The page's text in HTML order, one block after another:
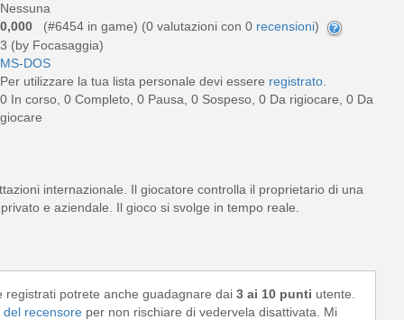
Nessuna
0,000
(#6454 in game) (0 valutazioni con 0 recensioni)
3 (by Focasaggia)
MS-DOS
Per utilizzare la tua lista personale devi essere registrato
0 In corso, 0 Completo, 0 Pausa, 0 Sospeso, 0 Da rigiocare, 0 Da
giocare
internazionale. Il giocatore controlla il proprietario di una
e aziendale. Il gioco si svolge in tempo reale.
potrete anche guadagnare dai 3 ai 10 punti utente.
recensore per non rischiare di vedervela disattivata. Mi